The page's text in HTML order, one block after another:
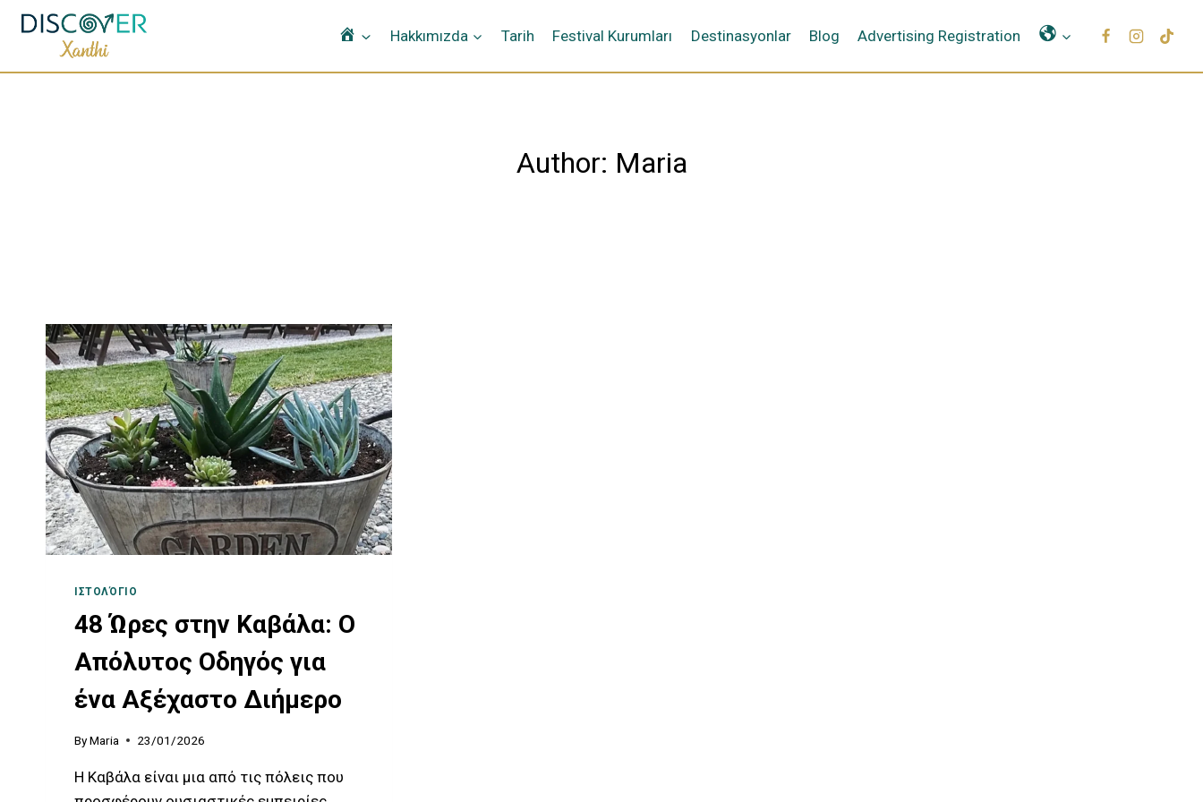
ΑρχικήHakkımızda Tarih Festival Kurumları Destinasyonlar Blog Advertising Registration Μετάφραση
Author: Maria
ΙΣΤΟΛΌΓΙΟ
48 Ώρες στην Καβάλα: Ο
Απόλυτος Οδηγός για
ένα Αξέχαστο Διήμερο
ByMaria 23/01/2026
Η Καβάλα είναι μια από τις πόλεις που